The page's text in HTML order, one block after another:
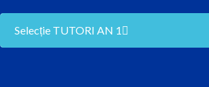
Selecție TUTORI AN 1